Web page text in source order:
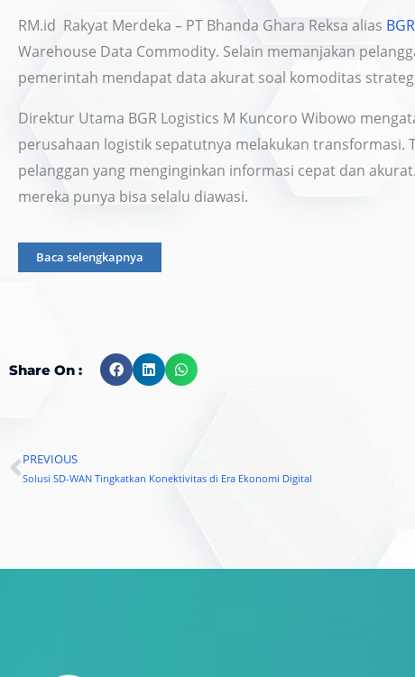
RM.id Rakyat Merdeka – PT Bhanda Ghara Reksa alias
Warehouse Data Commodity. Selain memanjakan
pemerintah mendapat data akurat soal komoditas
Direktur Utama BGR Logistics M Kuncoro Wibowo
perusahaan logistik sepatutnya melakukan
pelanggan yang menginginkan informasi cepat dan
mereka punya bisa selalu diawasi.
Baca selengkapnya
Share On :
Prev
PREVIOUS
Solusi SD-WAN Tingkatkan Konektivitas di Era Ekonomi Digital